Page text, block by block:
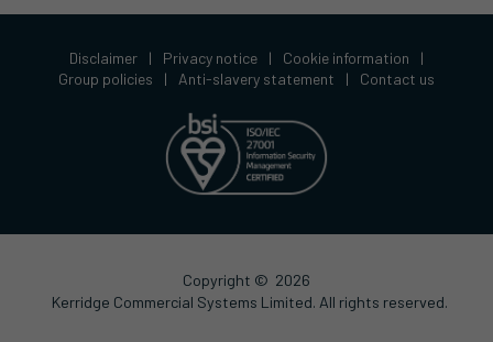
Disclaimer | Privacy notice | Cookie information
|
Group policies
| Anti-slavery statement | Contact us
Copyright © 2026
Kerridge Commercial Systems Limited. All rights reserved.